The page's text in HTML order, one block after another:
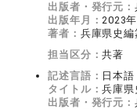
出版者・発行元：
出版年月：2023
著者： 兵庫県史編
担当区分：共著
記述言語： 日本語
タイトル：兵庫
出版者・発行元：